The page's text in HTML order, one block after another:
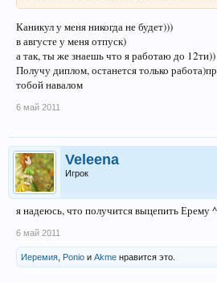
Каникул у меня никогда не будет)))
в августе у меня отпуск)
а так, ты же знаешь что я работаю до 12ти))
Получу диплом, останется только
тобой навалом
6 май 2011
Veleena
Игрок
я надеюсь, что получится выцепить Ерему
6 май 2011
Иеремия Ponio и Akme нравится это.